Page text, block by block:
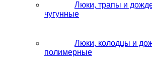
Люки, трапы и
чугунные
Люки, колодцы и
полимерные